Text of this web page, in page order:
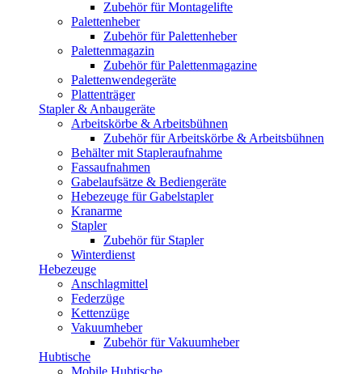
Zubehör für Montagelifte
Palettenheber
Zubehör für Palettenheber
Palettenmagazin
Zubehör für Palettenmagazine
Palettenwendegeräte
Plattenträger
Stapler & Anbaugeräte
Arbeitskörbe & Arbeitsbühnen
Zubehör für Arbeitskörbe & Arbeitsbühnen
Behälter mit Stapleraufnahme
Fassaufnahmen
Gabelaufsätze & Bediengeräte
Hebezeuge für Gabelstapler
Kranarme
Stapler
Zubehör für Stapler
Winterdienst
Hebezeuge
Anschlagmittel
Federzüge
Kettenzüge
Vakuumheber
Zubehör für Vakuumheber
Hubtische
Mobile Hubtische